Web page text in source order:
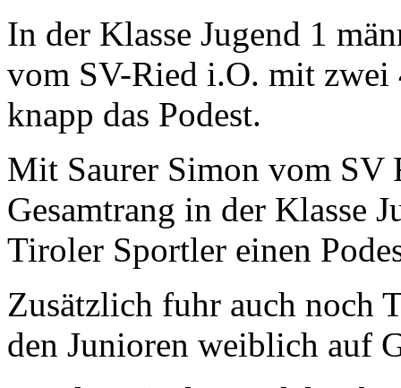
In der Klasse Jugend 1
vom SV-Ried i.O. mit zwei
knapp das Podest.
Mit Saurer Simon vom SV
Gesamtrang in der Klasse
Tiroler Sportler einen
Zusätzlich fuhr auch noch
den Junioren weiblich auf